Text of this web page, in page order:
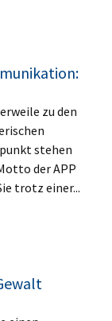
zu den
stehen
der APP
trotz einer...